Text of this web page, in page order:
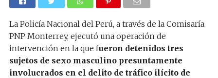
La Policía Nacional del Perú, a través de la Comisaría
PNP Monterrey, ejecutó una operación de
intervención en la que fueron detenidos tres
sujetos de sexo masculino presuntamente
involucrados en el delito de tráfico ilícito de